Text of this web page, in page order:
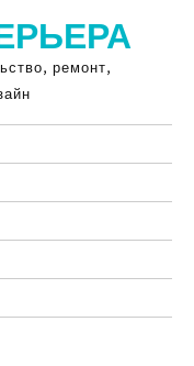
ремонт,